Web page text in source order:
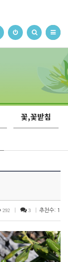
꽃,꽃받침
292 3 추천수: 1